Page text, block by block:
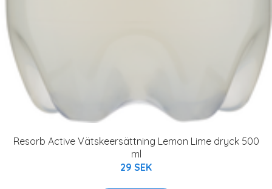
Resorb Active Vätskeersättning Lemon Lime dryck 500
ml
29 SEK